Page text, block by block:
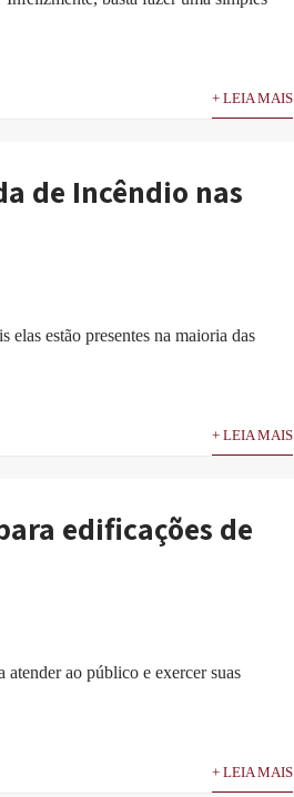
+ LEIA MAIS
de Incêndio nas
estão presentes na maioria das
+ LEIA MAIS
edificações de
atender ao público e exercer suas
+ LEIA MAIS